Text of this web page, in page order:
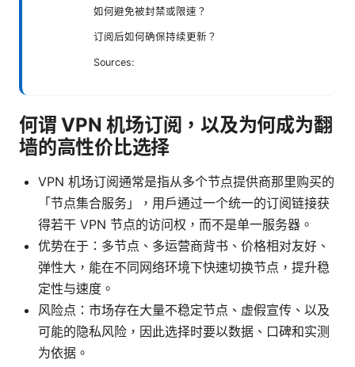
如何避免被封禁或限速？
订阅后如何确保持续更新？
Sources:
何谓 VPN 机场订阅，以及为何成为翻
墙的高性价比选择
VPN 机场订阅通常是指从多个节点提供商那里购买的
「节点集合服务」，用户通过一个统一的订阅链接获
得若干 VPN 节点的访问权，而不是单一服务器。
优势在于：多节点、多运营商背书、价格相对友好、
弹性大，能在不同网络环境下快速切换节点，提升稳
定性与速度。
风险点：市场存在大量不稳定节点、虚假宣传、以及
可能的隐私风险，因此选择时要以数据、口碑和实测
为依据。